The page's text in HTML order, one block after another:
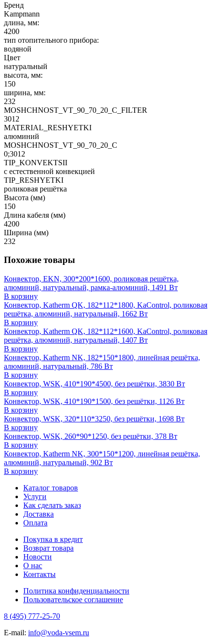
Бренд
Kampmann
длина, мм:
4200
тип отопительного прибора:
водяной
Цвет
натуральный
высота, мм:
150
ширина, мм:
232
MOSHCHNOST_VT_90_70_20_C_FILTER
3012
MATERIAL_RESHYETKI
алюминий
MOSHCHNOST_VT_90_70_20_C
0;3012
TIP_KONVEKTSII
с естественной конвекцией
TIP_RESHYETKI
роликовая решётка
Высота (мм)
150
Длина кабеля (мм)
4200
Ширина (мм)
232
Похожие товары
Конвектор, EKN, 300*200*1600, роликовая решётка,
алюминий, натуральный, рамка-алюминий, 1491 Вт
В корзину
Конвектор, Katherm QK, 182*112*1800, KaControl, роликовая
решётка, алюминий, натуральный, 1662 Вт
В корзину
Конвектор, Katherm QK, 182*112*1600, KaControl, роликовая
решётка, алюминий, натуральный, 1407 Вт
В корзину
Конвектор, Katherm NK, 182*150*1800, линейная решётка,
алюминий, натуральный, 786 Вт
В корзину
Конвектор, WSK, 410*190*4500, без решётки, 3830 Вт
В корзину
Конвектор, WSK, 410*190*1500, без решётки, 1126 Вт
В корзину
Конвектор, WSK, 320*110*3250, без решётки, 1698 Вт
В корзину
Конвектор, WSK, 260*90*1250, без решётки, 378 Вт
В корзину
Конвектор, Katherm NK, 300*150*1200, линейная решётка,
алюминий, натуральный, 902 Вт
В корзину
Каталог товаров
Услуги
Как сделать заказ
Доставка
Оплата
Покупка в кредит
Возврат товара
Новости
О нас
Контакты
Политика конфиденциальности
Пользовательское соглашение
8 (495) 777-25-70
E-mail: info@voda-vsem.ru